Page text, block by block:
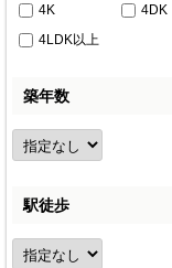
4K
4DK
4LDK以上
築年数
駅徒歩